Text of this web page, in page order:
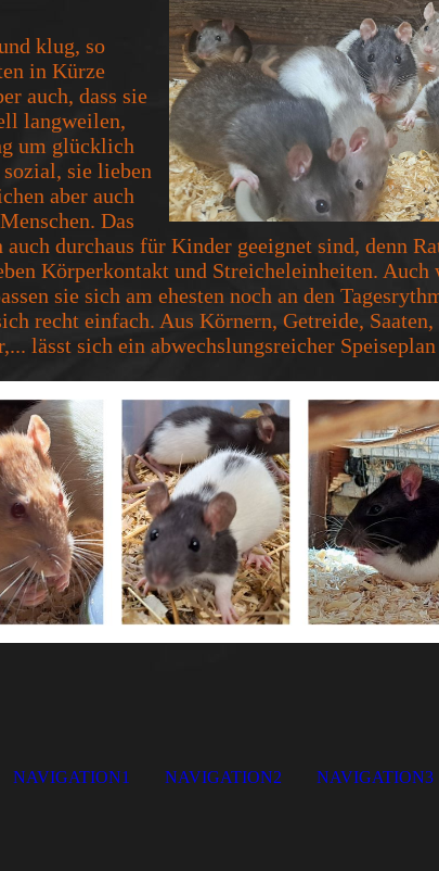
klug, so
in Kürze
auch, dass sie
langweilen,
um glücklich
sie lieben
aber auch
Das
auch durchaus für Kinder geeignet sind, denn
Körperkontakt und Streicheleinheiten. Auch
sie sich am ehesten noch an den
recht einfach. Aus Körnern, Getreide,
lässt sich ein abwechslungsreicher
NAVIGATION1 NAVIGATION2 NAVIGATION3